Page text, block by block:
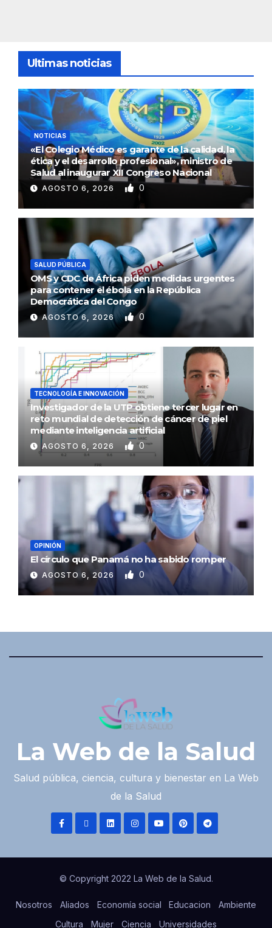
Ultimas noticias
NOTICIAS
«El Colegio Médico es garante de la calidad, la
ética y el desarrollo profesional», ministro de
Salud al inaugurar XII Congreso Nacional
AGOSTO 6, 2026 0
SALUD PÚBLICA
OMS y CDC de África piden medidas urgentes
para contener el ébola en la República
Democrática del Congo
AGOSTO 6, 2026 0
TECNOLOGÍA E INNOVACIÓN
Investigador de la UTP obtiene tercer lugar en
reto mundial de detección de cáncer de piel
mediante inteligencia artificial
AGOSTO 6, 2026 0
OPINIÓN
El círculo que Panamá no ha sabido romper
AGOSTO 6, 2026 0
La Web de la Salud
Salud pública, ciencia, cultura y bienestar en La Web
de la Salud
© Copyright 2022 La Web de la Salud.
Nosotros Aliados Economía social Educacion
Ambiente
Cultura
Mujer Ciencia Universidades